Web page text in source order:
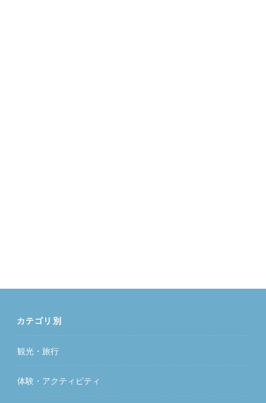
カテゴリ別
観光・旅行
体験・アクティビティ